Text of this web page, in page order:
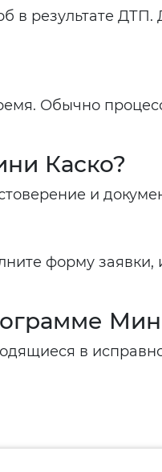
в результате
Обычно
Каско?
и
форму
в